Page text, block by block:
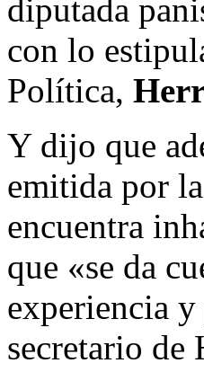
diputada
con lo
Política,
Y dijo que
emitida por
encuentra
que «se da
experiencia
secretario de